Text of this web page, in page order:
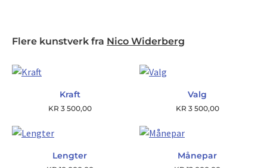
Flere kunstverk fra Nico Widerberg
Kraft
KR 3 500,00
Valg
KR 3 500,00
Lengter Månepar